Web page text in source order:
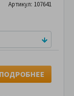
Артикул: 107641
ПОДРОБНЕЕ